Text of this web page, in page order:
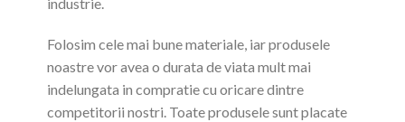
Folosim cele mai bune materiale, iar produsele
noastre vor avea o durata de viata mult mai
indelungata in compratie cu oricare dintre
competitorii nostri. Toate produsele sunt placate